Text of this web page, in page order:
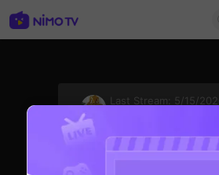
Last Stream:
5/15/